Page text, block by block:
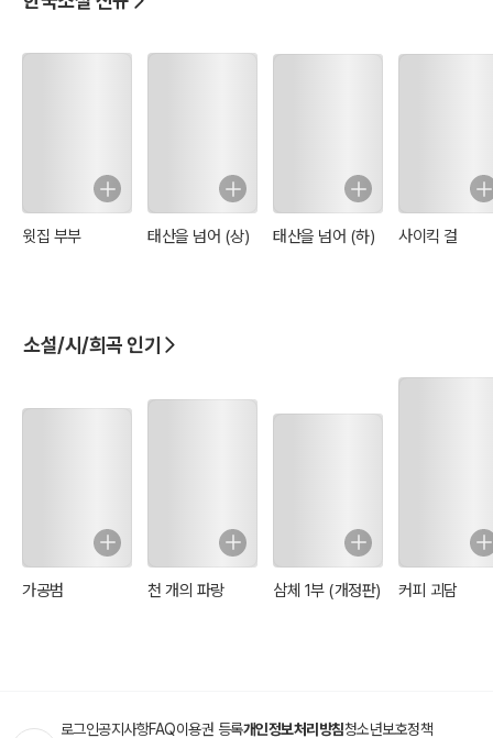
윗집 부부 태산을 넘어 (상) 태산을 넘어 (하) 사이킥 걸
소설/시/희곡 인기
가공범 천 개의 파랑 삼체 1부 (개정판) 커피 괴담
로그인공지사항FAQ이용권 등록개인정보처리방침청소년보호정책